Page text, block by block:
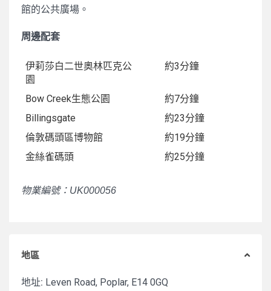
館的公共廣場。
周邊配套
伊莉莎白二世奧林匹克公
園
約3分鐘
Bow Creek生態公園
約7分鐘
Billingsgate
約23分鐘
倫敦碼頭區博物館
約19分鐘
金絲雀碼頭
約25分鐘
物業編號：UK000056
地區
地址: Leven Road, Poplar, E14 0GQ